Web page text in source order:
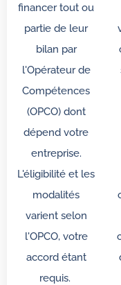
financer tout ou
partie de leur
bilan par
l'Opérateur de
Compétences
(OPCO) dont
dépend votre
entreprise.
L'éligibilité et les
modalités
varient selon
l'OPCO, votre
accord étant
requis.